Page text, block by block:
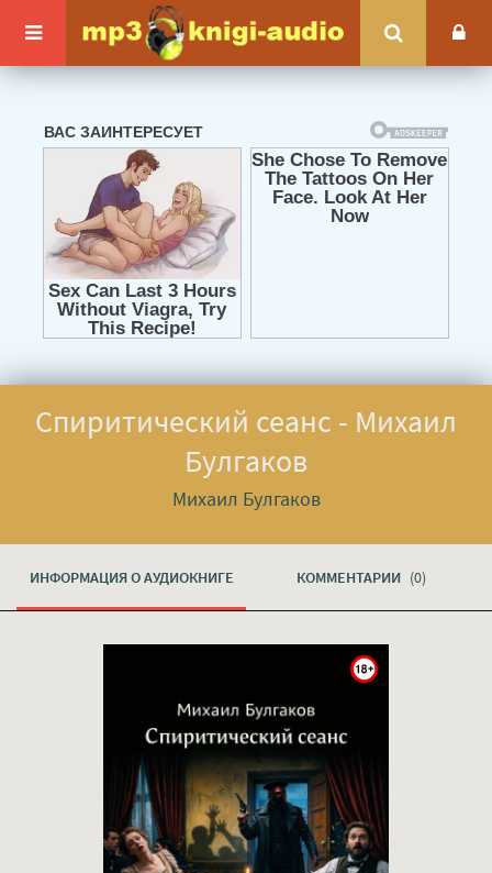
Спиритический сеанс - Михаил
Булгаков
Михаил Булгаков
ИНФОРМАЦИЯ О АУДИОКНИГЕ КОММЕНТАРИИ (0)